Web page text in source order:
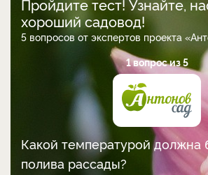
Пройдите тест! Узнайте,
хороший садовод!
5 вопросов от экспертов проекта
1 вопрос из 5
Какой температурой должна
полива рассады?